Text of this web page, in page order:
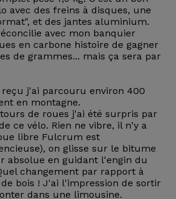
avec des freins à disques, une
et des jantes aluminium.
avec mon banquier
en carbone histoire de gagner
de grammes... mais ça sera par
j'ai parcouru environ 400
en montagne.
de roues j'ai été surpris par
ce vélo. Rien ne vibre, il n'y a
libre Fulcrum est
on glisse sur le bitume
absolue en guidant l'engin du
changement par rapport à
bois ! J'ai l'impression de sortir
dans une limousine.